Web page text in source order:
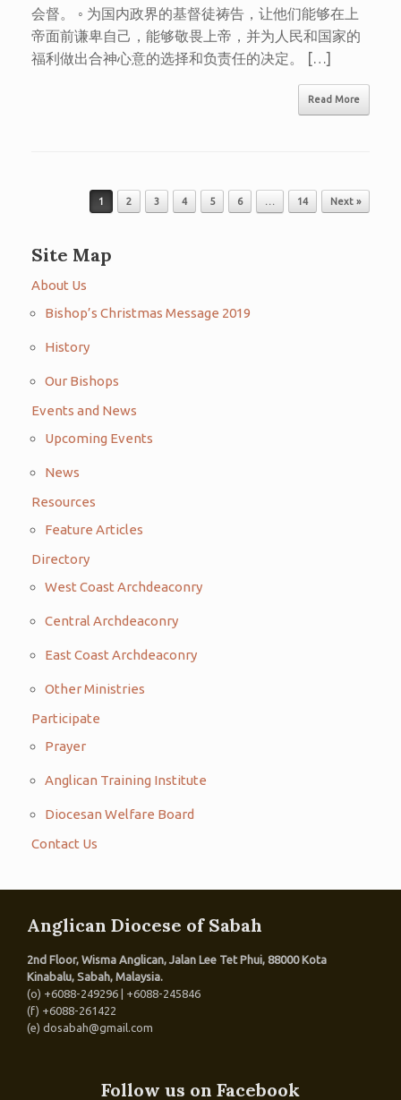
会督。 ◦ 为国内政界的基督徒祷告，让他们能够在上
帝面前谦卑自己，能够敬畏上帝，并为人民和国家的
福利做出合神心意的选择和负责任的决定。 […]
Read More
Post navigation
1 2 3 4 5 6 … 14 Next »
Site Map
About Us
Bishop’s Christmas Message 2019
History
Our Bishops
Events and News
Upcoming Events
News
Resources
Feature Articles
Directory
West Coast Archdeaconry
Central Archdeaconry
East Coast Archdeaconry
Other Ministries
Participate
Prayer
Anglican Training Institute
Diocesan Welfare Board
Contact Us
Anglican Diocese of Sabah
2nd Floor, Wisma Anglican, Jalan Lee Tet Phui, 88000 Kota
Kinabalu, Sabah, Malaysia.
(o) +6088-249296 | +6088-245846
(f) +6088-261422
(e) dosabah@gmail.com
Follow us on Facebook